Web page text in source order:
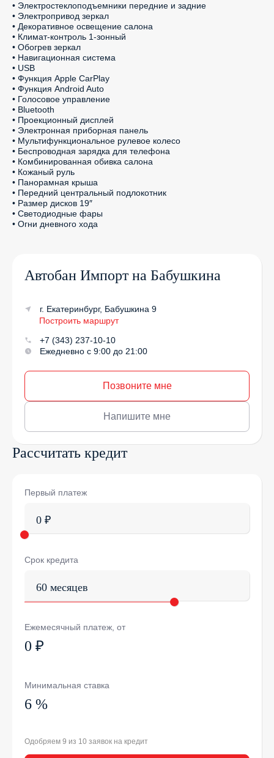
• Электростеклоподъемники передние и задние
• Электропривод зеркал
• Декоративное освещение салона
• Климат-контроль 1-зонный
• Обогрев зеркал
• Навигационная система
• USB
• Функция Apple CarPlay
• Функция Android Auto
• Голосовое управление
• Bluetooth
• Проекционный дисплей
• Электронная приборная панель
• Мультифункциональное рулевое колесо
• Беспроводная зарядка для телефона
• Комбинированная обивка салона
• Кожаный руль
• Панорамная крыша
• Передний центральный подлокотник
• Размер дисков 19″
• Светодиодные фары
• Огни дневного хода
Автобан Импорт на Бабушкина
г. Екатеринбург, Бабушкина 9
Построить маршрут
+7 (343) 237-10-10
Ежедневно с 9:00 до 21:00
Позвоните мне
Напишите мне
Рассчитать кредит
Первый платеж
0 ₽
Срок кредита
60 месяцев
Ежемесячный платеж, от
0 ₽
Минимальная ставка
6 %
Одобряем 9 из 10 заявок на кредит